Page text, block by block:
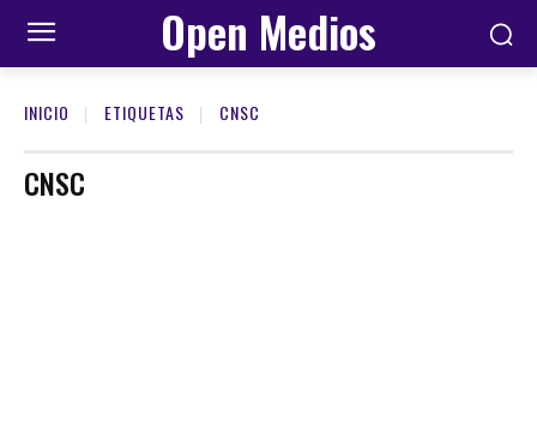
Open Medios
INICIO ETIQUETAS CNSC
CNSC